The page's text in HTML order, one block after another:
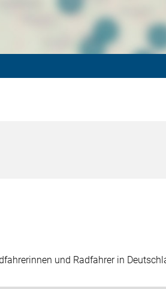
und Radfahrer in